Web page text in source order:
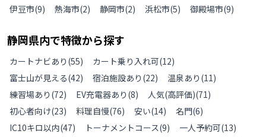
伊豆市(9) 熱海市(2) 静岡市(2) 浜松市(5) 御殿場市(9)
静岡県内で特徴から探す
カートナビあり (55) カート乗り入れ可(12)
富士山が見える(42) 宿泊施設あり (22) 温泉あり (11)
練習場あり (72) EV充電器あり (8) 人気(高評価)(71)
初心者向け(23) 料理自慢(76) 安い(14) 名門(6)
IC10キロ以内(47) トーナメントコース(9) 一人予約可(13)